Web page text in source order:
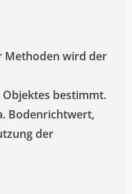
Methoden wird der
bestimmt.
Bodenrichtwert,
der